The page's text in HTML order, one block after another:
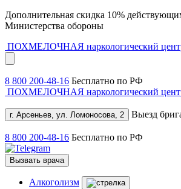
Дополнительная скидка 10%
Министерства обороны
ПОХМЕЛОЧНАЯ наркологический
8 800 200-48-16 Бесплатно по РФ
ПОХМЕЛОЧНАЯ наркологический
г. Арсеньев, ул. Ломоносова, 2 Выезд
8 800 200-48-16 Бесплатно по РФ
Вызвать врача
Алкоголизм